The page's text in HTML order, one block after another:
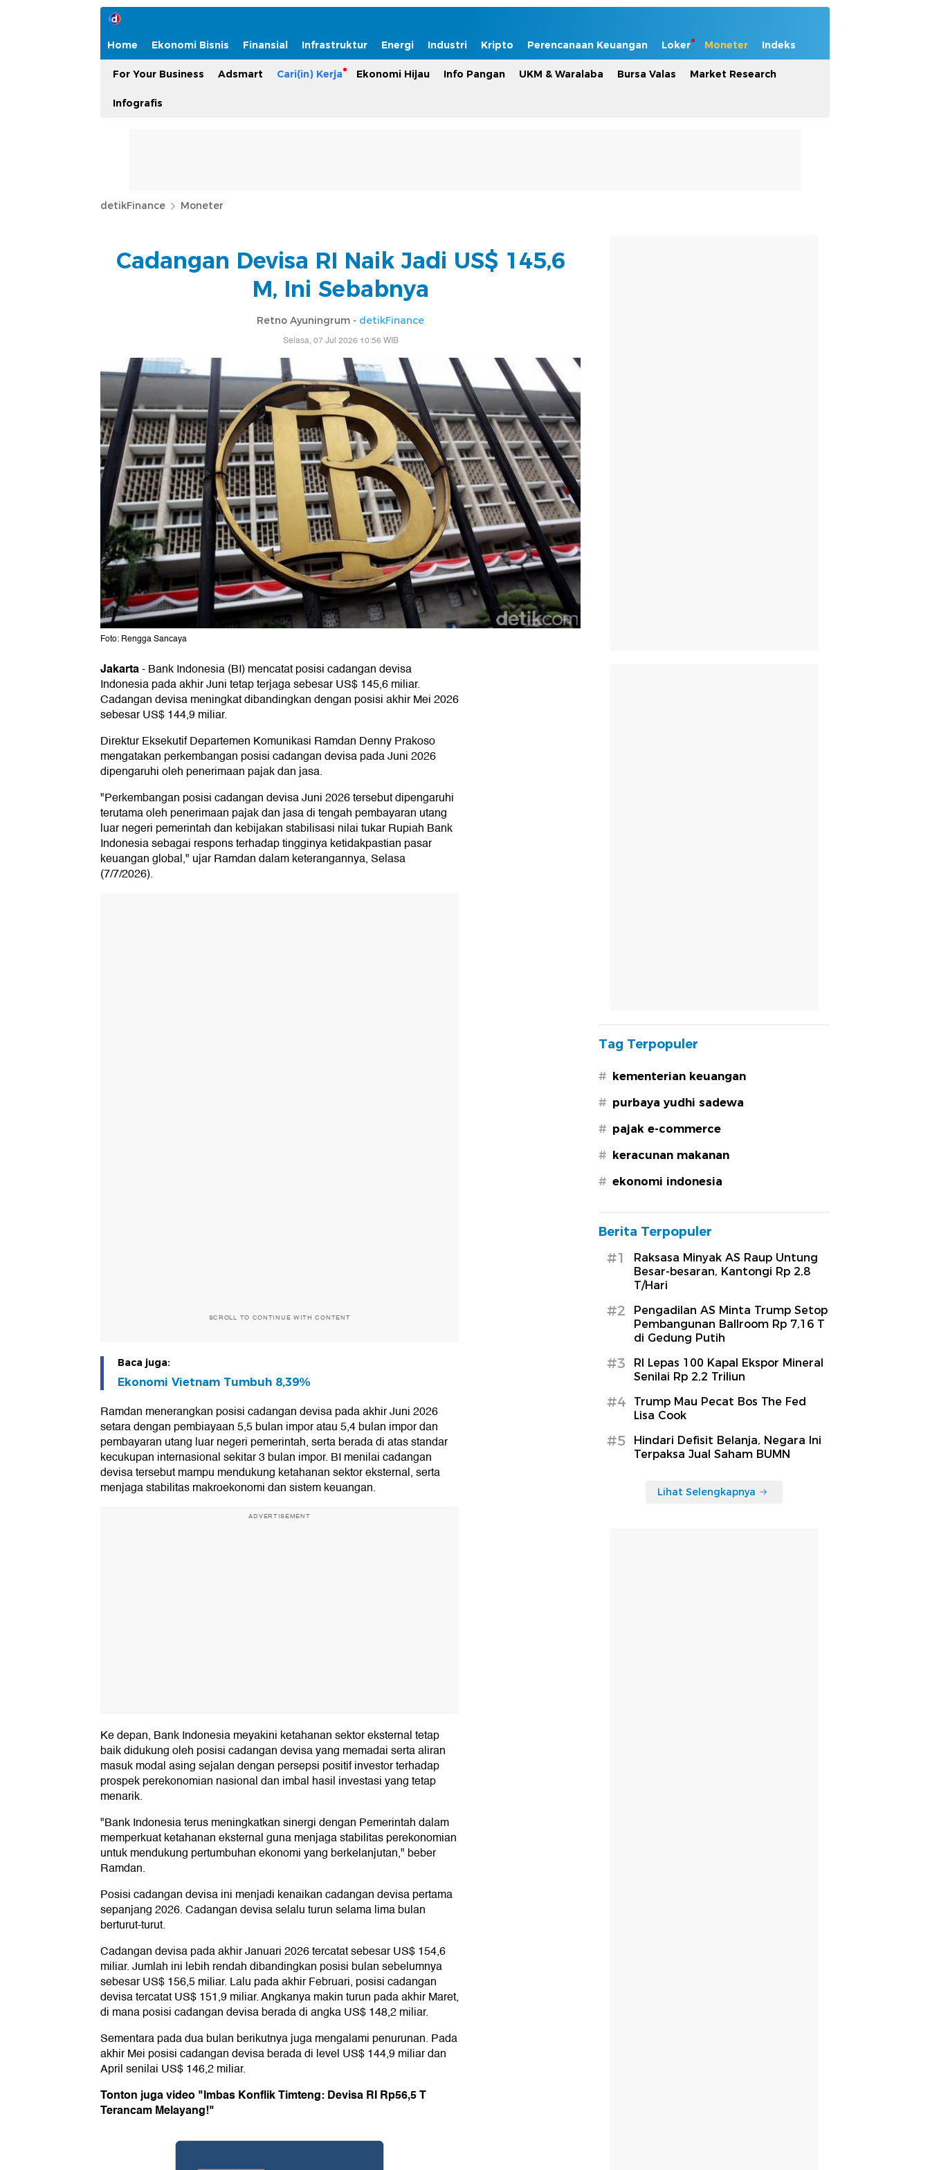
Home Ekonomi Bisnis Finansial Infrastruktur Energi Industri Kripto Perencanaan Keuangan Loker Moneter Indeks
For Your Business Adsmart Cari(in) Kerja Ekonomi Hijau Info Pangan UKM & Waralaba Bursa Valas Market Research
Infografis
detikFinance Moneter
Cadangan Devisa RI Naik Jadi US$ 145,6
M, Ini Sebabnya
Retno Ayuningrum - detikFinance
Selasa, 07 Jul 2026 10:56 WIB
Foto: Rengga Sancaya
Jakarta-Bank Indonesia (BI) mencatat posisi cadangan devisa
Indonesia pada akhir Juni tetap terjaga sebesar US$ 145,6 miliar.
Cadangan devisa meningkat dibandingkan dengan posisi akhir Mei 2026
sebesar US$ 144,9 miliar.
Direktur Eksekutif Departemen Komunikasi Ramdan Denny Prakoso
mengatakan perkembangan posisi cadangan devisa pada Juni 2026
dipengaruhi oleh penerimaan pajak dan jasa.
"Perkembangan posisi cadangan devisa Juni 2026 tersebut dipengaruhi
terutama oleh penerimaan pajak dan jasa di tengah pembayaran utang
luar negeri pemerintah dan kebijakan stabilisasi nilai tukar Rupiah Bank
Indonesia sebagai respons terhadap tingginya ketidakpastian pasar
keuangan global," ujar Ramdan dalam keterangannya, Selasa
(7/7/2026).
SCROLL TO CONTINUE WITH CONTENT
Baca juga:
Ekonomi Vietnam Tumbuh 8,39%
Ramdan menerangkan posisi cadangan devisa pada akhir Juni 2026
setara dengan pembiayaan 5,5 bulan impor atau 5,4 bulan impor dan
pembayaran utang luar negeri pemerintah, serta berada di atas standar
kecukupan internasional sekitar 3 bulan impor. BI menilai cadangan
devisa tersebut mampu mendukung ketahanan sektor eksternal, serta
menjaga stabilitas makroekonomi dan sistem keuangan.
ADVERTISEMENT
Ke depan, Bank Indonesia meyakini ketahanan sektor eksternal tetap
baik didukung oleh posisi cadangan devisa yang memadai serta aliran
masuk modal asing sejalan dengan persepsi positif investor terhadap
prospek perekonomian nasional dan imbal hasil investasi yang tetap
menarik.
"Bank Indonesia terus meningkatkan sinergi dengan Pemerintah dalam
memperkuat ketahanan eksternal guna menjaga stabilitas perekonomian
untuk mendukung pertumbuhan ekonomi yang berkelanjutan," beber
Ramdan.
Posisi cadangan devisa ini menjadi kenaikan cadangan devisa pertama
sepanjang 2026. Cadangan devisa selalu turun selama lima bulan
berturut-turut.
Cadangan devisa pada akhir Januari 2026 tercatat sebesar US$ 154,6
miliar. Jumlah ini lebih rendah dibandingkan posisi bulan sebelumnya
sebesar US$ 156,5 miliar. Lalu pada akhir Februari, posisi cadangan
devisa tercatat US$ 151,9 miliar. Angkanya makin turun pada akhir Maret,
di mana posisi cadangan devisa berada di angka US$ 148,2 miliar.
Sementara pada dua bulan berikutnya juga mengalami penurunan. Pada
akhir Mei posisi cadangan devisa berada di level US$ 144,9 miliar dan
April senilai US$ 146,2 miliar.
Tonton juga video "Imbas Konflik Timteng: Devisa RI Rp56,5 T
Terancam Melayang!"
Tag Terpopuler
# kementerian keuangan
# purbaya yudhi sadewa
# pajak e-commerce
# keracunan makanan
# ekonomi indonesia
Berita Terpopuler
#1
Raksasa Minyak AS Raup Untung
Besar-besaran, Kantongi Rp 2,8
T/Hari
#2
Pengadilan AS Minta Trump Setop
Pembangunan Ballroom Rp 7,16 T
di Gedung Putih
#3
RI Lepas 100 Kapal Ekspor Mineral
Senilai Rp 2,2 Triliun
#4
Trump Mau Pecat Bos The Fed
Lisa Cook
#5
Hindari Defisit Belanja, Negara Ini
Terpaksa Jual Saham BUMN
Lihat Selengkapnya